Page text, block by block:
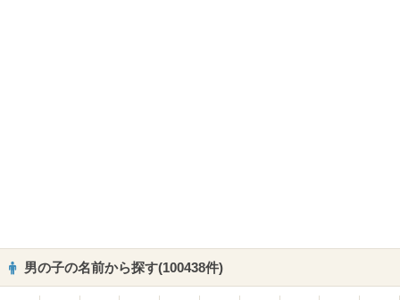
男の子の名前から探す(100438件)